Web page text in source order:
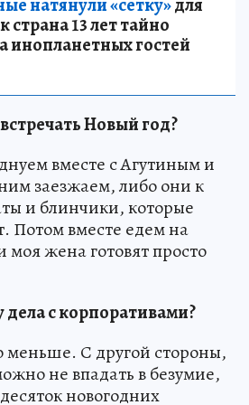
13 лет тайно
инопланетных гостей
Новый год?
вместе с Агутиным и
заезжаем, либо они к
и блинчики, которые
Потом вместе едем на
жена готовят просто
дела с корпоративами?
меньше. С другой стороны,
не впадать в безумие,
новогодних